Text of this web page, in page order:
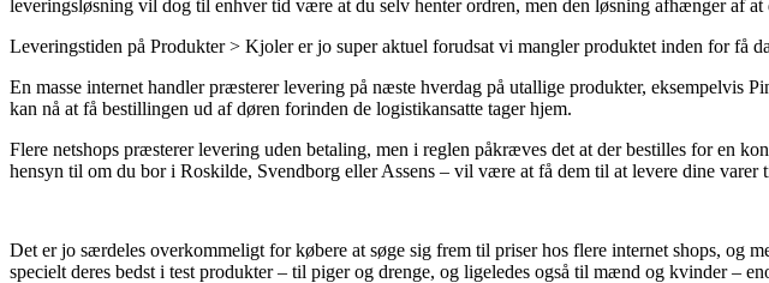
leveringsløsning vil dog til enhver tid være at du selv henter ordren, men den løsning afhænger af
Leveringstiden på Produkter > Kjoler er jo super aktuel forudsat vi mangler produktet inden for få
En masse internet handler præsterer levering på næste hverdag på utallige produkter, eksempelvis
kan nå at få bestillingen ud af døren forinden de logistikansatte tager hjem.
Flere netshops præsterer levering uden betaling, men i reglen påkræves det at der bestilles for en
hensyn til om du bor i Roskilde, Svendborg eller Assens – vil være at få dem til at levere dine varer
Det er jo særdeles overkommeligt for købere at søge sig frem til priser hos flere internet shops, og
specielt deres bedst i test produkter – til piger og drenge, og ligeledes også til mænd og kvinder –